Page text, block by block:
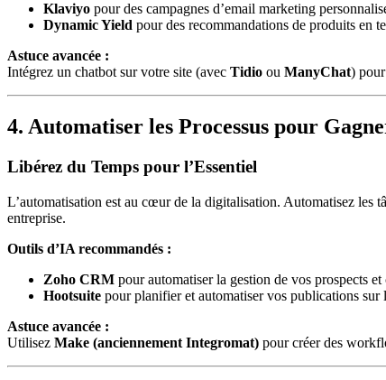
Klaviyo pour des campagnes d’email marketing
Dynamic Yield pour des recommandations de produits en
Astuce avancée :
Intégrez un chatbot sur votre site (avec Tidio ou ManyChat)
4. Automatiser les Processus pour
Libérez du Temps pour l’Essentiel
L’automatisation est au cœur de la digitalisation. Automatisez les
entreprise.
Outils d’IA recommandés :
Zoho CRM pour automatiser la gestion de vos prospects et
Hootsuite pour planifier et automatiser vos publications sur
Astuce avancée :
Utilisez Make (anciennement Integromat) pour créer des